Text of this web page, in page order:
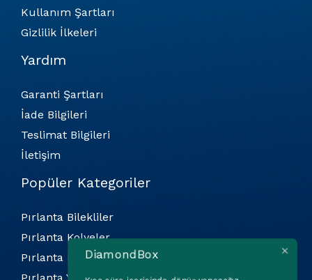
Kullanım Şartları
Gizlilik İlkeleri
Yardım
Garanti Şartları
İade Bilgileri
Teslimat Bilgileri
İletişim
Popüler Kategoriler
Pırlanta Bilekliler
Pırlanta Kolyeler
Pırlanta KüpelerDiamondBox